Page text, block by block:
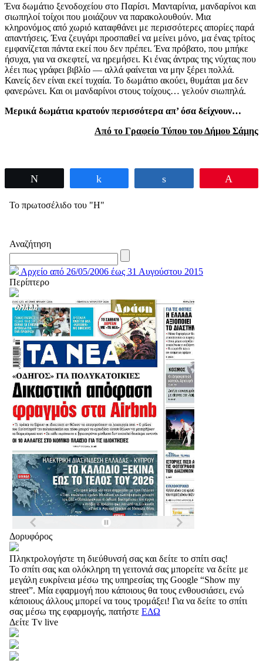
Ένα δωμάτιο ξενοδοχείου στο Παρίσι. Μανταρίνια, μανδαρίνοι και
σιωπηλοί τοίχοι που μοιάζουν να παρακολουθούν. Μια
κληρονόμος από χωριό καταφθάνει με περισσότερες απορίες παρά
απαντήσεις. Ένα ζευγάρι προσπαθεί να μείνει μόνο, μα ένας τρίτος
εμφανίζεται πάντα εκεί που δεν πρέπει. Ένα πρόβατο, που μπήκε
ήσυχα, για να σκεφτεί, να ηρεμήσει. Κι ένας άντρας της νύχτας που
λέει πως γράφει βιβλίο — αλλά φαίνεται να μην ξέρει πολλά.
Κανείς δεν είναι εκεί τυχαία. Το δωμάτιο ακούει, θυμάται μα δεν
φανερώνει. Και οι μανδαρίνοι στους τοίχους… γελούν σιωπηλά.
Μερικά δωμάτια κρατούν περισσότερα απ’ όσα δείχνουν…
Από το Γραφείο Τύπου του Δήμου Σάμης
Το πρωτοσέλιδο του "Η"
Αναζήτηση
Αρχείο από 26/05/2006 έως 31 Αυγούστου 2015
Περίπτερο
Δορυφόρος
Πληκτρολογήστε τη διεύθυνσή σας και δείτε το σπίτι σας!
Το σπίτι σας και ολόκληρη τη γειτονιά σας μπορείτε να δείτε με
μεγάλη ευκρίνεια μέσω της υπηρεσίας της Google “Show my
street”. Μία εφαρμογή που κάποιους θα τους ενθουσιάσει, ενώ
κάποιους άλλους μπορεί να τους τρομάξει! Για να δείτε το σπίτι
σας μέσω της εφαρμογής, πατήστε ΕΔΩ
Δείτε Tv live